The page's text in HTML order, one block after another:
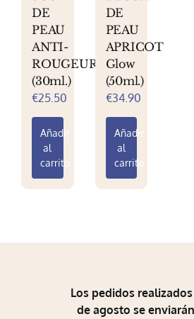
pueden
elegir
en
la
página
de
producto
DE
PEAU
ANTI-
ROUGEURS
(30ml.)
€25.50
Añadir
al
carrito
DE
PEAU
APRICOT
Glow
(50ml.)
€34.90
Añadir
al
carrito
Los pedidos realizados
de agosto se